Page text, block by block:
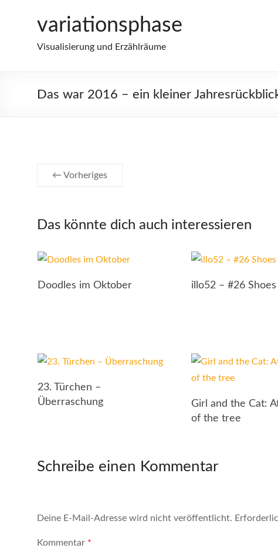
variationsphase
Visualisierung und Erzählräume
Das war 2016 – ein kleiner
← Vorheriges
Das könnte dich auch interessieren
Doodles im Oktober
illo52 – #26 Shoes
23. Türchen –
Überraschung
Girl and the Cat:
of the tree
Schreibe einen Kommentar
Deine E-Mail-Adresse wird nicht veröffentlicht.
Kommentar *